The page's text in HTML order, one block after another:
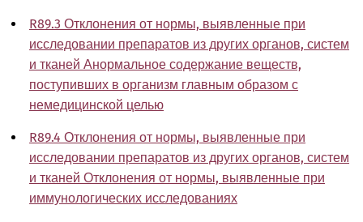
R89.3 Отклонения от нормы, выявленные при
исследовании препаратов из других органов, систем
и тканей Анормальное содержание веществ,
поступивших в организм главным образом с
немедицинской целью
R89.4 Отклонения от нормы, выявленные при
исследовании препаратов из других органов, систем
и тканей Отклонения от нормы, выявленные при
иммунологических исследованиях